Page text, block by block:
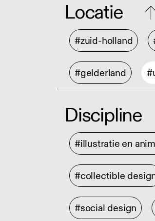
Locatie
#zuid-holland
#gelderland
Discipline
#illustratie en
#collectible
#social design